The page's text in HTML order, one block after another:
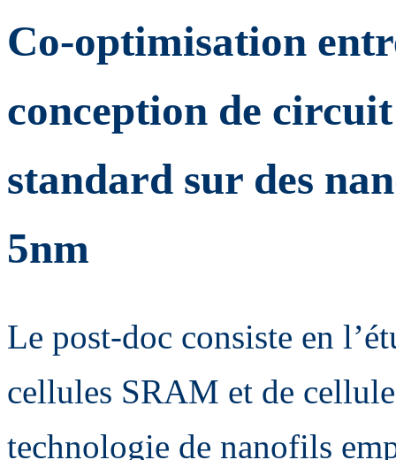
Co-optimisation
conception de
standard sur des
5nm
Le post-doc consiste en
cellules SRAM et de
technologie de nanofils